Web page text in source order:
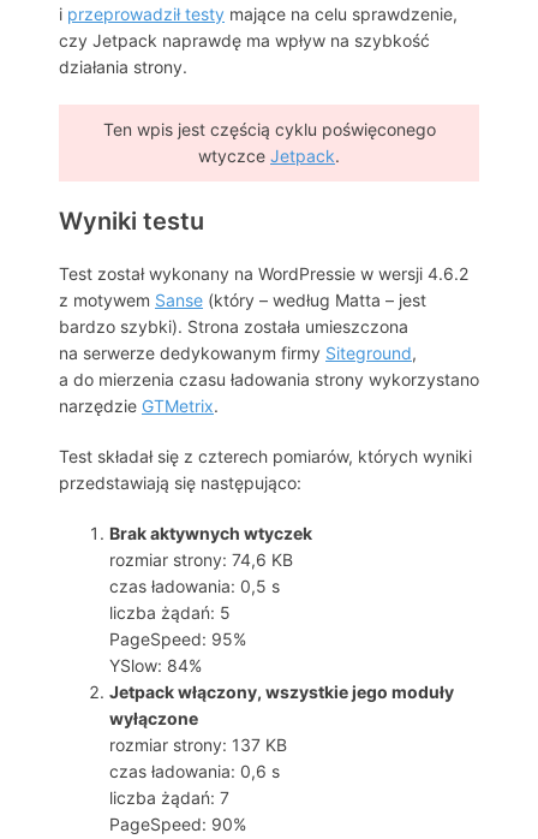
i przeprowadził testy mające na celu sprawdzenie,
czy Jetpack naprawdę ma wpływ na szybkość
działania strony.
Ten wpis jest częścią cyklu poświęconego
wtyczce Jetpack.
Wyniki testu
Test został wykonany na WordPressie w wersji 4.6.2
z motywem Sanse (który – według Matta – jest
bardzo szybki). Strona została umieszczona
na serwerze dedykowanym firmy Siteground,
a do mierzenia czasu ładowania strony wykorzystano
narzędzie GTMetrix.
Test składał się z czterech pomiarów, których wyniki
przedstawiają się następująco:
Brak aktywnych wtyczek
rozmiar strony: 74,6 KB
czas ładowania: 0,5 s
liczba żądań: 5
PageSpeed: 95%
YSlow: 84%
Jetpack włączony, wszystkie jego moduły
wyłączone
rozmiar strony: 137 KB
czas ładowania: 0,6 s
liczba żądań: 7
PageSpeed: 90%